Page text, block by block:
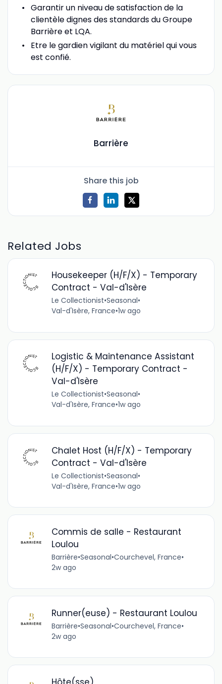
Garantir un niveau de satisfaction de la
clientèle dignes des standards du Groupe
Barrière et LQA.
Etre le gardien vigilant du matériel qui vous
est confié.
Barrière
Share this job
Related Jobs
Housekeeper (H/F/X) - Temporary
Contract - Val-d'Isère
Le Collectionist•Seasonal•
Val-d'Isère, France•1w ago
Logistic & Maintenance Assistant
(H/F/X) - Temporary Contract -
Val-d'Isère
Le Collectionist•Seasonal•
Val-d'Isère, France•1w ago
Chalet Host (H/F/X) - Temporary
Contract - Val-d'Isère
Le Collectionist•Seasonal•
Val-d'Isère, France•1w ago
Commis de salle - Restaurant
Loulou
Barrière•Seasonal•Courchevel, France•
2w ago
Runner(euse) - Restaurant Loulou
Barrière•Seasonal•Courchevel, France•
2w ago